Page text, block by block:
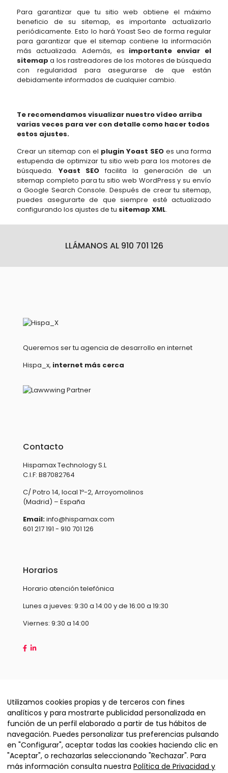
Para garantizar que tu sitio web obtiene el máximo
beneficio de su sitemap, es importante actualizarlo
periódicamente. Esto lo hará Yoast Seo de forma regular
para garantizar que el sitemap contiene la información
más actualizada. Además, es importante enviar el
sitemap a los rastreadores de los motores de búsqueda
con regularidad para asegurarse de que están
debidamente informados de cualquier cambio.
Te recomendamos visualizar nuestro vídeo arriba
varias veces para ver con detalle como hacer todos
estos ajustes.
Crear un sitemap con el plugin Yoast SEO es una forma
estupenda de optimizar tu sitio web para los motores de
búsqueda. Yoast SEO facilita la generación de un
sitemap completo para tu sitio web WordPress y su envío
a Google Search Console. Después de crear tu sitemap,
puedes asegurarte de que siempre esté actualizado
configurando los ajustes de tu sitemap XML.
LLÁMANOS AL 910 701 126
Queremos ser tu agencia de desarrollo en internet
Hispa_x, internet más cerca
Contacto
Hispamax Technology S.L
C.I.F: B87082764
C/ Potro 14, local 1º-2, Arroyomolinos
(Madrid) – España
Email:info@hispamax.com
601 217 191 - 910 701 126
Horarios
Horario atención telefónica
Lunes a jueves: 9:30 a 14:00 y de 16:00 a 19:30
Viernes: 9:30 a 14:00
Copyright © 2026 Hispamax Technology S.L
Utilizamos cookies propias y de terceros con fines
analíticos y para mostrarte publicidad personalizada en
función de un perfil elaborado a partir de tus hábitos de
navegación. Puedes personalizar tus preferencias pulsando
en "Configurar", aceptar todas las cookies haciendo clic en
"Aceptar", o rechazarlas seleccionando "Rechazar". Para
más información consulta nuestra Política de Privacidad y